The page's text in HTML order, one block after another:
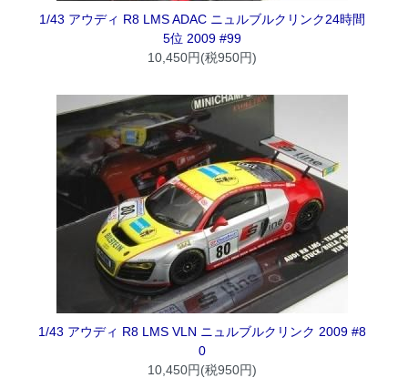
1/43 アウディ R8 LMS ADAC ニュルブルクリンク24時間
5位 2009 #99
10,450円(税950円)
1/43 アウディ R8 LMS VLN ニュルブルクリンク 2009 #8
0
10,450円(税950円)